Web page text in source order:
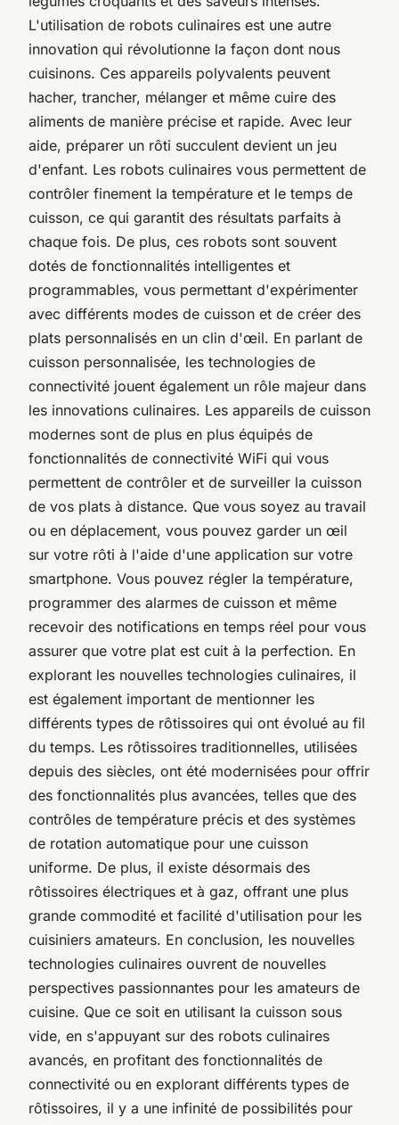
L'utilisation de robots culinaires est une autre
innovation qui révolutionne la façon dont nous
cuisinons. Ces appareils polyvalents peuvent
hacher, trancher, mélanger et même cuire des
aliments de manière précise et rapide. Avec leur
aide, préparer un rôti succulent devient un jeu
d'enfant. Les robots culinaires vous permettent de
contrôler finement la température et le temps de
cuisson, ce qui garantit des résultats parfaits à
chaque fois. De plus, ces robots sont souvent
dotés de fonctionnalités intelligentes et
programmables, vous permettant d'expérimenter
avec différents modes de cuisson et de créer des
plats personnalisés en un clin d'œil. En parlant de
cuisson personnalisée, les technologies de
connectivité jouent également un rôle majeur dans
les innovations culinaires. Les appareils de cuisson
modernes sont de plus en plus équipés de
fonctionnalités de connectivité WiFi qui vous
permettent de contrôler et de surveiller la cuisson
de vos plats à distance. Que vous soyez au travail
ou en déplacement, vous pouvez garder un œil
sur votre rôti à l'aide d'une application sur votre
smartphone. Vous pouvez régler la température,
programmer des alarmes de cuisson et même
recevoir des notifications en temps réel pour vous
assurer que votre plat est cuit à la perfection. En
explorant les nouvelles technologies culinaires, il
est également important de mentionner les
différents types de rôtissoires qui ont évolué au fil
du temps. Les rôtissoires traditionnelles, utilisées
depuis des siècles, ont été modernisées pour offrir
des fonctionnalités plus avancées, telles que des
contrôles de température précis et des systèmes
de rotation automatique pour une cuisson
uniforme. De plus, il existe désormais des
rôtissoires électriques et à gaz, offrant une plus
grande commodité et facilité d'utilisation pour les
cuisiniers amateurs. En conclusion, les nouvelles
technologies culinaires ouvrent de nouvelles
perspectives passionnantes pour les amateurs de
cuisine. Que ce soit en utilisant la cuisson sous
vide, en s'appuyant sur des robots culinaires
avancés, en profitant des fonctionnalités de
connectivité ou en explorant différents types de
rôtissoires, il y a une infinité de possibilités pour